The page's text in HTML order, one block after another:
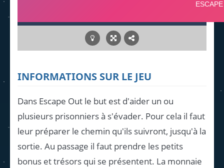
INFORMATIONS SUR LE JEU
Dans Escape Out le but est d'aider un ou
plusieurs prisonniers à s'évader. Pour cela il faut
leur préparer le chemin qu'ils suivront, jusqu'à la
sortie. Au passage il faut prendre les petits
bonus et trésors qui se présentent. La monnaie